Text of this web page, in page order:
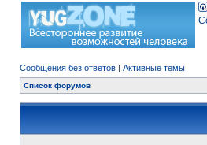
Сообщения без ответов | Активные темы
Список форумов